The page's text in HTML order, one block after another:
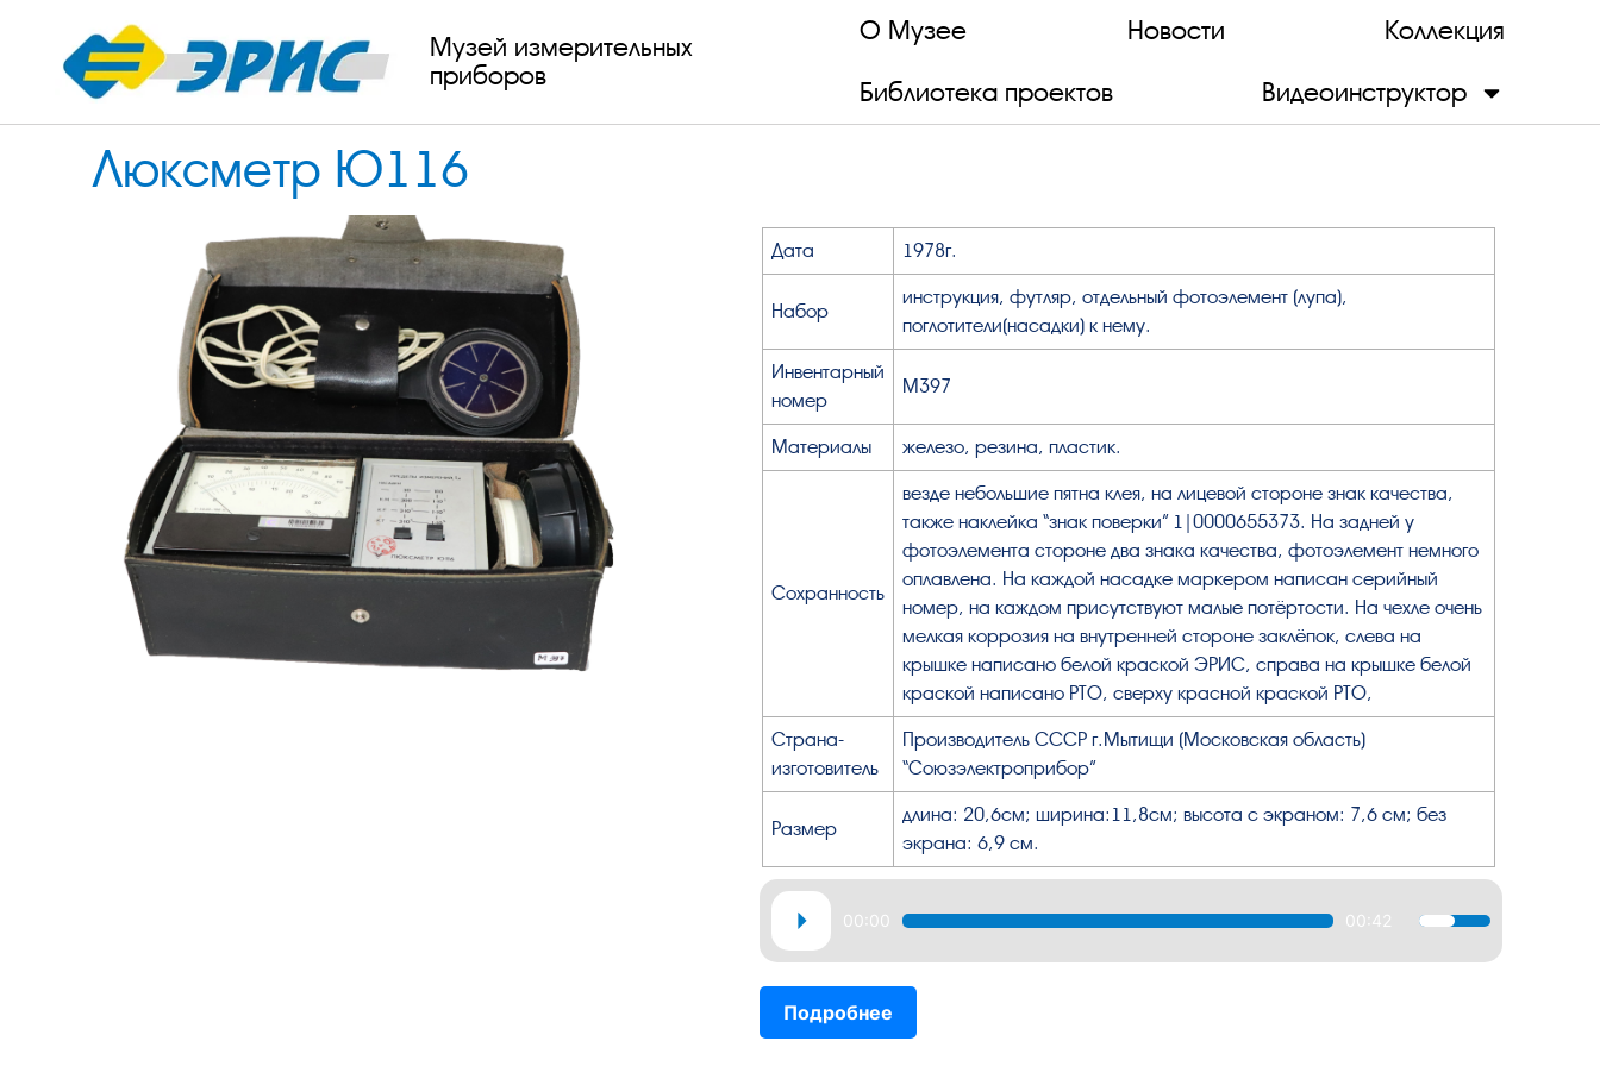
Музей измерительных
приборов
О Музее Новости Коллекция
Библиотека проектов Видеоинструктор
Люксметр Ю116
Дата 1978г.
Набор
инструкция, футляр, отдельный фотоэлемент (лупа),
поглотители(насадки) к нему.
Инвентарный
номер
М397
Материалы железо, резина, пластик.
Сохранность
везде небольшие пятна клея, на лицевой стороне знак качества,
также наклейка “знак поверки” 1|0000655373. На задней у
фотоэлемента стороне два знака качества, фотоэлемент немного
оплавлена. На каждой насадке маркером написан серийный
номер, на каждом присутствуют малые потёртости. На чехле очень
мелкая коррозия на внутренней стороне заклёпок, слева на
крышке написано белой краской ЭРИС, справа на крышке белой
краской написано РТО, сверху красной краской РТО,
Страна-
изготовитель
Производитель СССР г.Мытищи (Московская область)
“Союзэлектроприбор”
Размер
длина: 20,6см; ширина:11,8см; высота с экраном: 7,6 см; без
экрана: 6,9 см.
Аудиоплеер
00:00 00:42
Используйте
клавиши
Подробнее